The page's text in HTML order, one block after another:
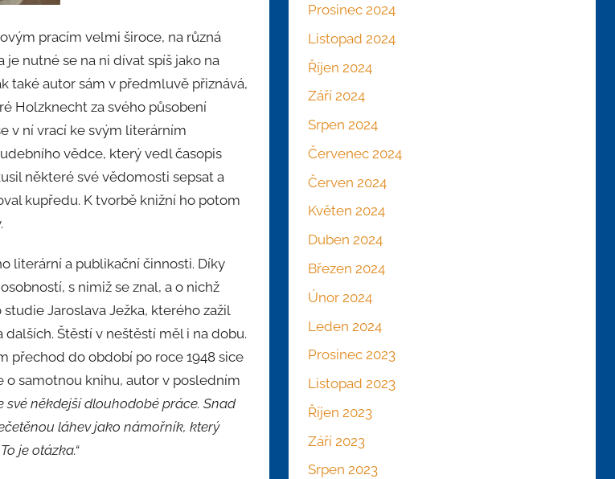
pracím velmi široce, na různá
nutné se na ni dívat spíš jako na
také autor sám v předmluvě přiznává,
Holzknecht za svého působení
v ní vrací ke svým literárním
vědce, který vedl časopis
některé své vědomosti sepsat a
kupředu. K tvorbě knižní ho potom
literární a publikační činnosti. Díky
s nimiž se znal, a o nichž
Jaroslava Ježka, kterého zažil
Štěstí v neštěstí měl i na dobu.
přechod do období po roce 1948 sice
samotnou knihu, autor v posledním
své někdejší dlouhodobé práce. Snad
láhev jako námořník, který
je otázka.“
Prosinec 2024
Listopad 2024
Říjen 2024
Září 2024
Srpen 2024
Červenec 2024
Červen 2024
Květen 2024
Duben 2024
Březen 2024
Únor 2024
Leden 2024
Prosinec 2023
Listopad 2023
Říjen 2023
Září 2023
Srpen 2023